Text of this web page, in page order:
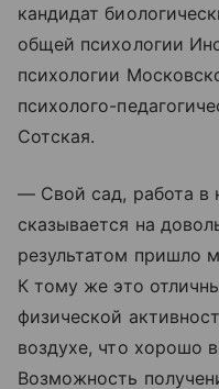
кандидат
общей психологии
психологии
психолого-
Сотская.
— Свой сад, работа в
сказывается на
результатом пришло
К тому же это
физической
воздухе, что хорошо
Возможность